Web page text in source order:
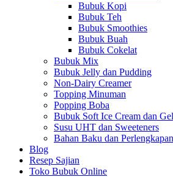
Bubuk Kopi
Bubuk Teh
Bubuk Smoothies
Bubuk Buah
Bubuk Cokelat
Bubuk Mix
Bubuk Jelly dan Pudding
Non-Dairy Creamer
Topping Minuman
Popping Boba
Bubuk Soft Ice Cream dan
Susu UHT dan Sweeteners
Bahan Baku dan
Blog
Resep Sajian
Toko Bubuk Online